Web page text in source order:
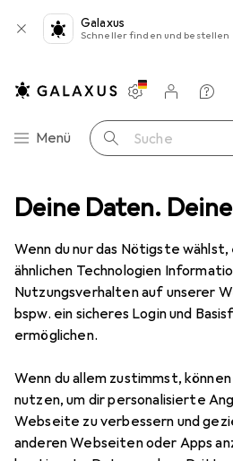
Deine Daten.
Wenn du nur das Nötigste
ähnlichen Technologien
Nutzungsverhalten auf unserer
bspw. ein sicheres Login und
ermöglichen.
Wenn du allem zustimmst,
nutzen, um dir personalisierte
Webseite zu verbessern und
anderen Webseiten oder Apps
Galaxus
Schneller finden und bestellen
Navigation nach Kategorien
Menü Suche
Einstellungen
Kundenkonto
Vergleichslisten
Merklisten
Warenkorb
Puma
EUR
104,99
Puma
RC
9 Grössen
Zubehör für Puma
Hier findest du passendes